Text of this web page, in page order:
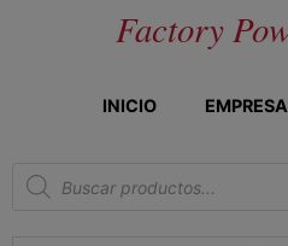
Factory
INICIO EMPRESA